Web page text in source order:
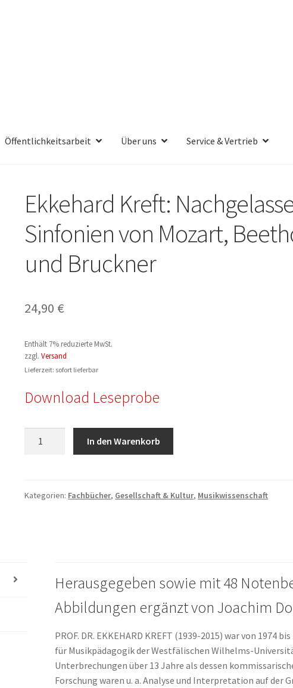
Öffentlichkeitsarbeit Über uns Service & Vertrieb
Ekkehard Kreft:
Sinfonien von Mozart,
und Bruckner
24,90 €
Enthält 7% reduzierte MwSt.
zzgl.Versand
Lieferzeit: sofort lieferbar
Download Leseprobe
zu
In den Warenkorb
Kategorien: Fachbücher, Gesellschaft & Kultur, Musikwissenschaft
Herausgegeben sowie mit 48
Abbildungen ergänzt von Joachim
PROF. DR. EKKEHARD KREFT (1939-2015) war von 1974
für Musikpädagogik der Westfälischen Wilhelms-
Unterbrechungen über 13 Jahre als dessen
Forschung waren u. a. Analyse und Interpretation auf der